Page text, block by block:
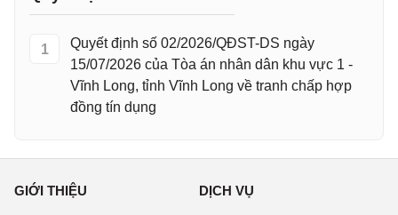
1
Quyết định số 02/2026/QĐST-DS ngày
15/07/2026 của Tòa án nhân dân khu vực 1 -
Vĩnh Long, tỉnh Vĩnh Long về tranh chấp hợp
đồng tín dụng
GIỚI THIỆU DỊCH VỤ